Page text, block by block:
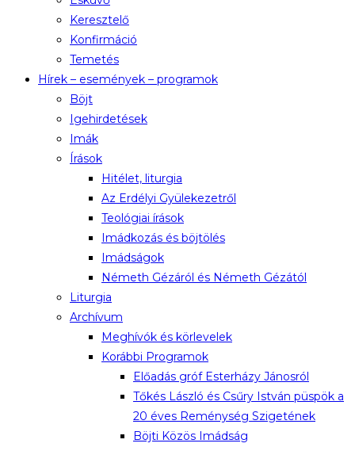
Keresztelő
Konfirmáció
Temetés
Hírek – események – programok
Böjt
Igehirdetések
Imák
Írások
Hitélet, liturgia
Az Erdélyi Gyülekezetről
Teológiai írások
Imádkozás és böjtölés
Imádságok
Németh Gézáról és Németh Gézától
Liturgia
Archívum
Meghívók és körlevelek
Korábbi Programok
Előadás gróf Esterházy Jánosról
Tőkés László és Csűry István püspök a
20 éves Reménység Szigetének
Böjti Közös Imádság